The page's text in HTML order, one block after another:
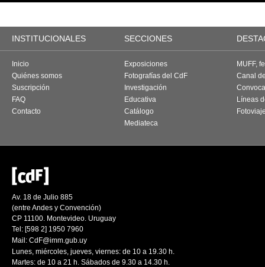
INSTITUCIONALES SECCIONES
Inicio
Quiénes somos
Suscripción
FAQ
Contacto
Exposiciones
Fotografías del CdF
Investigación
Educativa
Catálogo
Mediateca
MUFF,
Canal
Líneas
Av. 18 de Julio 885
(entre Andes y Convención)
CP 11100. Montevideo. Uruguay
Tel: [598 2] 1950 7960
Mail: CdF@imm.gub.uy
Lunes, miércoles, jueves, viernes: de 10 a 19.30 h.
Martes: de 10 a 21 h. Sábados de 9.30 a 14.30 h.